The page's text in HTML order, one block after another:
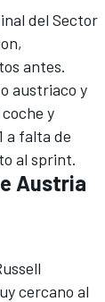
del Sector
antes.
austriaco y
y
a falta de
al sprint.
Austria
cercano al